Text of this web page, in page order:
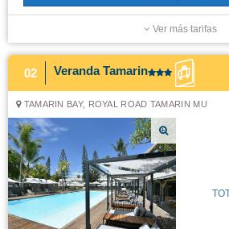
Ver más tarifas
02 Veranda Tamarin
TAMARIN BAY, ROYAL ROAD TAMARIN MU